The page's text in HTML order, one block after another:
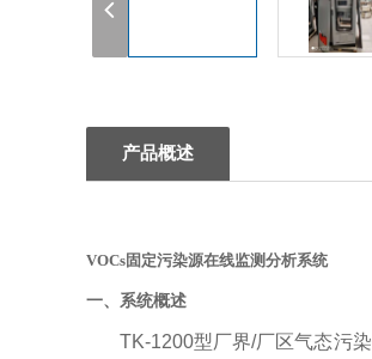
产品概述
VOCs固定污染源在线监测分析系统
一、系统概述
TK-1200型厂界/厂区气态污染